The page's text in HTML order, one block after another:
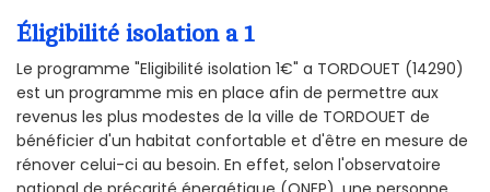
Éligibilité isolation a 1
Le programme "Eligibilité isolation 1€" a TORDOUET (14290)
est un programme mis en place afin de permettre aux
revenus les plus modestes de la ville de TORDOUET de
bénéficier d'un habitat confortable et d'être en mesure de
rénover celui-ci au besoin. En effet, selon l'observatoire